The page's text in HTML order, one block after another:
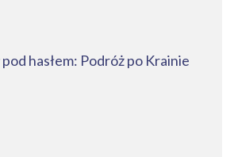
hasłem: Podróż po Krainie